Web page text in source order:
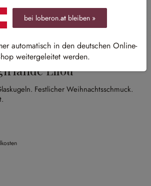
Lilou
Festlicher Weihnachtsschmuck.
bei loberon.at bleiben »
automatisch in den deutschen Online-
weitergeleitet werden.